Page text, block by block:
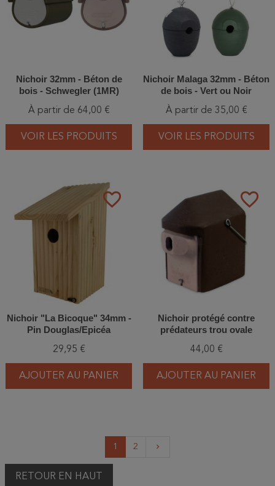
Nichoir 32mm - Béton de
bois - Schwegler (1MR)
À partir de 64,00 €
VOIR LES PRODUITS
Nichoir Malaga 32mm - Béton
de bois - Vert ou Noir
À partir de 35,00 €
VOIR LES PRODUITS
favorite_border
Nichoir "La Bicoque" 34mm -
Pin Douglas/Epicéa
29,95 €
AJOUTER AU PANIER
favorite_border
Nichoir protégé contre
prédateurs trou ovale
Schwegler (2GR - 218/1)
44,00 €
AJOUTER AU PANIER
1 2 keyboard_arrow_right
RETOUR EN HAUT